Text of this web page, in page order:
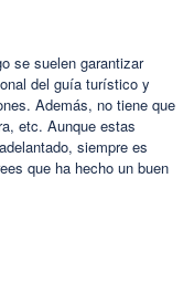
se suelen garantizar
del guía turístico y
Además, no tiene que
etc. Aunque estas
siempre es
que ha hecho un buen